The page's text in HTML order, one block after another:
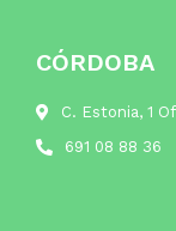
CÓRDOBA
C. Estonia, 1
691 08 88 36